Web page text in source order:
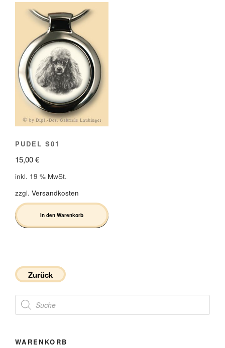
PUDEL S01
15,00€
inkl. 19 % MwSt.
zzgl. Versandkosten
In den Warenkorb
Zurück
Products
search
WARENKORB